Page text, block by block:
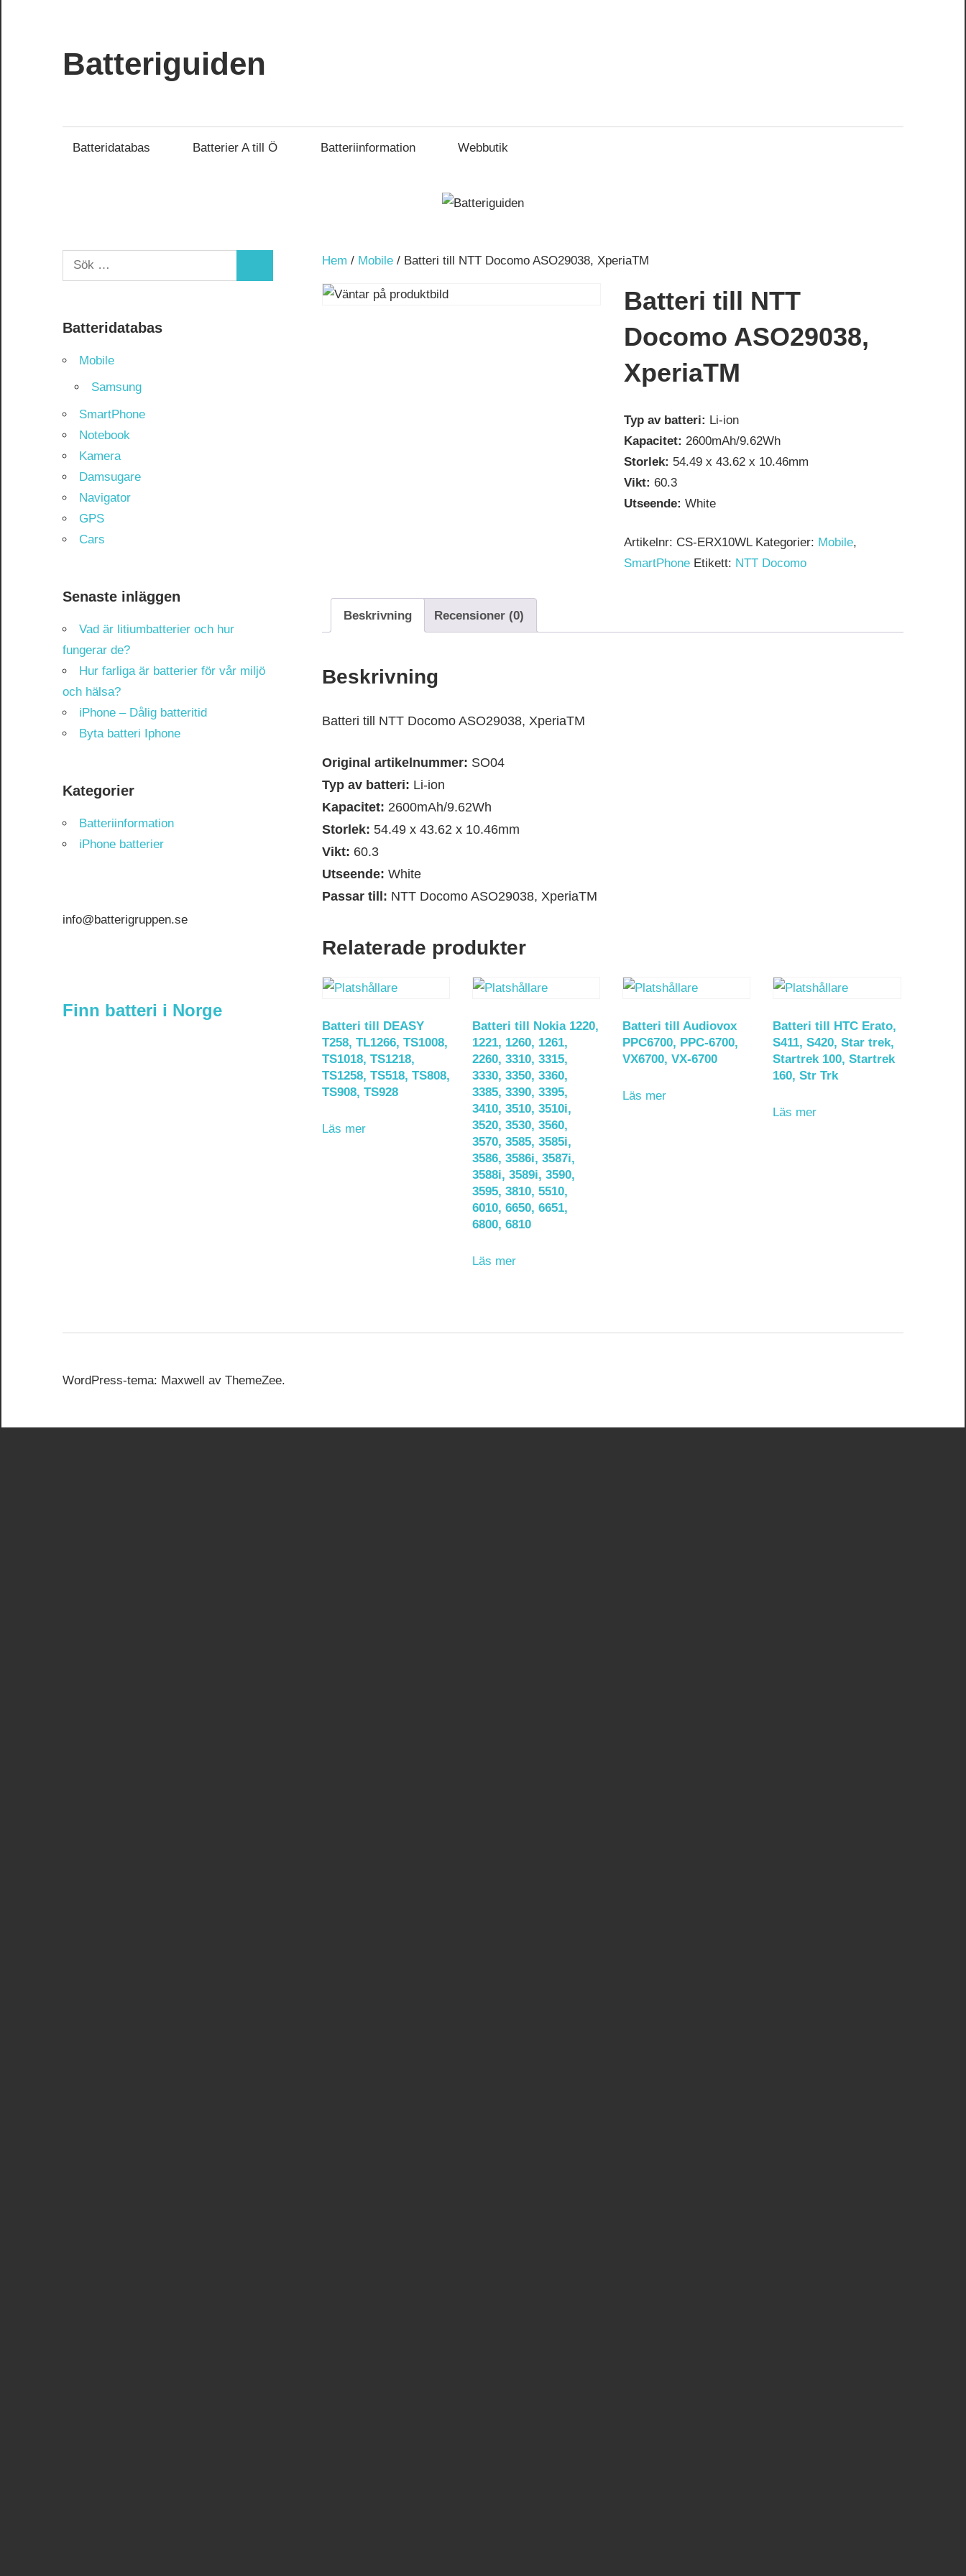
innehåll
Batteriguiden
Batteridatabas Batterier A till Ö Batteriinformation Webbutik
Hem / Mobile/ Batteri till NTT Docomo ASO29038, XperiaTM
Batteri till NTT
Docomo ASO29038,
XperiaTM
Typ av batteri: Li-ion
Kapacitet: 2600mAh/9.62Wh
Storlek: 54.49 x 43.62 x 10.46mm
Vikt:60.3
Utseende:White
Artikelnr: CS-ERX10WL Kategorier: Mobile,
SmartPhone Etikett: NTT Docomo
Beskrivning Recensioner (0)
Beskrivning
Batteri till NTT Docomo ASO29038, XperiaTM
Original artikelnummer: SO04
Typ av batteri: Li-ion
Kapacitet: 2600mAh/9.62Wh
Storlek: 54.49 x 43.62 x 10.46mm
Vikt: 60.3
Utseende: White
Passar till: NTT Docomo ASO29038, XperiaTM
Relaterade produkter
Batteri till DEASY
T258, TL1266, TS1008,
TS1018, TS1218,
TS1258, TS518, TS808,
TS908, TS928
Läs mer
Batteri till Nokia 1220,
1221, 1260, 1261,
2260, 3310, 3315,
3330, 3350, 3360,
3385, 3390, 3395,
3410, 3510, 3510i,
3520, 3530, 3560,
3570, 3585, 3585i,
3586, 3586i, 3587i,
3588i, 3589i, 3590,
3595, 3810, 5510,
6010, 6650, 6651,
6800, 6810
Läs mer
Batteri till Audiovox
PPC6700, PPC-6700,
VX6700, VX-6700
Läs mer
Batteri till HTC Erato,
S411, S420, Star trek,
Startrek 100, Startrek
160, Str Trk
Läs mer
Sök
efter:
Batteridatabas
Mobile
Samsung
SmartPhone
Notebook
Kamera
Damsugare
Navigator
GPS
Cars
Senaste inläggen
Vad är litiumbatterier och hur
fungerar de?
Hur farliga är batterier för vår miljö
och hälsa?
iPhone – Dålig batteritid
Byta batteri Iphone
Kategorier
Batteriinformation
iPhone batterier
info@batterigruppen.se
Finn batteri i Norge
WordPress-tema: Maxwell av ThemeZee.